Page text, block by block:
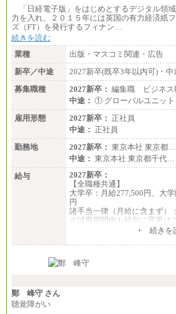
札幌 ：時給1,100円～1,450円
東京 ：時給1,226円～1,400
横浜 ：時給1,225円～
川口 ：時給1,150円～
佐世保：時給1,035円～
沖縄 ：時給1,025円～1,350円
※給与は実務経験・職種・配
※交通費：月5万円まで
「日経電子版」をはじめとするデジタル領
力を入れ、２０１５年には英国の有力経済紙
ズ（FT）を発行するフィナン…
続きを読む
業種
出版・マスコミ関連・広告
新卒／中途
2027新卒(既卒3年以内可)・中
募集職種
2027新卒： 編集職 ビジネ
中途： ① グローバルユニッ
雇用形態
2027新卒： 正社員
中途： 正社員
勤務地
2027新卒： 東京本社 東京都…
中途： 東京本社 東京都千代…
給与
2027新卒：
【全職種共通】
大学卒：月給277,500円、大
円
諸手当一律（月給に含まず）
※試用期間中も給与に変更は
月給370,000円～
ます。
+ 続きを
鄭 峰守 さん
聴覚障がい